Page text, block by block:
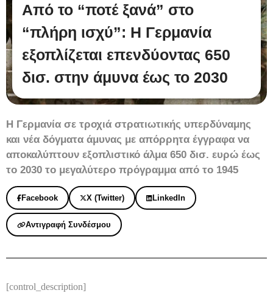
Από το “ποτέ ξανά” στο
“πλήρη ισχύ”: Η Γερμανία
εξοπλίζεται επενδύοντας 650
δισ. στην άμυνα έως το 2030
Η Γερμανία σε τροχιά στρατιωτικής υπερδύναμης
και νέα δόγματα άμυνας με απόρρητα έγγραφα να
αποκαλύπτουν εξοπλιστικό άλμα 650 δισ. ευρώ έως
το 2030 το μεγαλύτερο πρόγραμμα από το 1945
Facebook X (Twitter) LinkedIn
Αντιγραφή Συνδέσμου
[control_description]